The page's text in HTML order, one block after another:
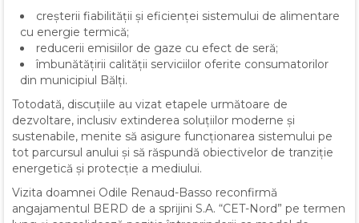
creșterii fiabilității și eficienței sistemului de alimentare
cu energie termică;
reducerii emisiilor de gaze cu efect de seră;
îmbunătățirii calității serviciilor oferite consumatorilor
din municipiul Bălți.
Totodată, discuțiile au vizat etapele următoare de
dezvoltare, inclusiv extinderea soluțiilor moderne și
sustenabile, menite să asigure funcționarea sistemului pe
tot parcursul anului și să răspundă obiectivelor de tranziție
energetică și protecție a mediului.
Vizita doamnei Odile Renaud-Basso reconfirmă
angajamentul BERD de a sprijini S.A. “CET-Nord” pe termen